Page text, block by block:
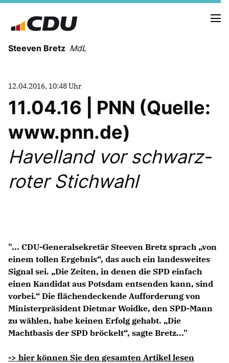
Steeven Bretz MdL
VITA
WAHLKREISBESUCHE
PRESSEFOTOS
MEIN BÜRGERBÜRO
Kleine Anfragen
CDU Deutschland
CDU Fraktion im Brandenburger Landtag
CDU Brandenburg
CDU Potsdam
12.04.2016, 10:48 Uhr
11.04.16 | PNN (Quelle:
www.pnn.de)
Havelland vor schwarz-
roter Stichwahl
"... CDU-Generalsekretär Steeven Bretz sprach „von
einem tollen Ergebnis“, das auch ein landesweites
Signal sei. „Die Zeiten, in denen die SPD einfach
einen Kandidat aus Potsdam entsenden kann, sind
vorbei.“ Die flächendeckende Aufforderung von
Ministerpräsident Dietmar Woidke, den SPD-Mann
zu wählen, habe keinen Erfolg gehabt. „Die
Machtbasis der SPD bröckelt“, sagte Bretz..."
-> hier können Sie den gesamten Artikel lesen